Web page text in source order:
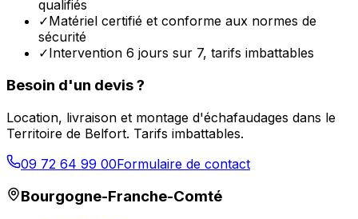
qualifiés
✓Matériel certifié et conforme aux normes de
sécurité
✓Intervention 6 jours sur 7, tarifs imbattables
Besoin d'un devis ?
Location, livraison et montage d'échafaudages dans le
Territoire de Belfort. Tarifs imbattables.
09 72 64 99 00Formulaire de contact
Bourgogne-Franche-Comté